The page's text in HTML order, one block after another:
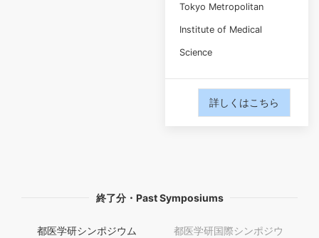
Tokyo Metropolitan
Institute of Medical
Science
詳しくはこちら
終了分・Past Symposiums
都医学研シンポジウム
都医学研国際シンポジウ